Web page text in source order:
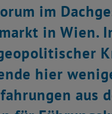
im
in Wien.
hier
aus